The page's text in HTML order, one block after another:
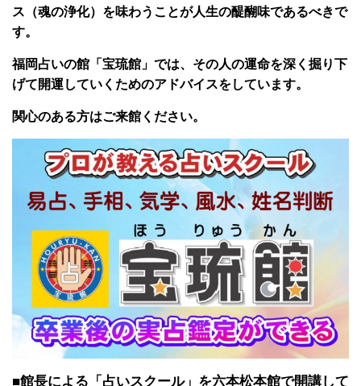
ス（魂の浄化）を味わうことが人生の醍醐味であるべきで
す。
福岡占いの館「宝琉館」では、その人の運命を深く掘り下
げて開運していくためのアドバイスをしています。
関心のある方はご来館ください。
■館長による「占いスクール」を六本松本館で開講して